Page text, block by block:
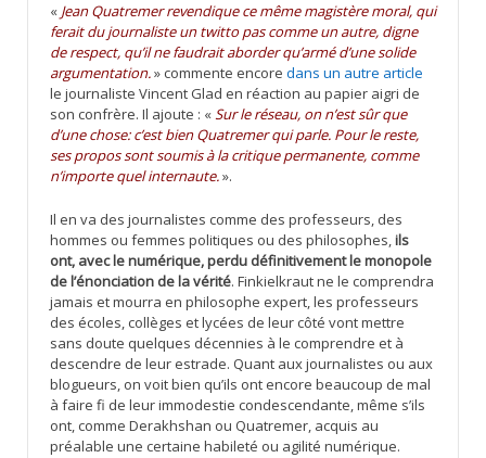
« Jean Quatremer revendique ce même magistère moral, qui
ferait du journaliste un twitto pas comme un autre, digne
de respect, qu’il ne faudrait aborder qu’armé d’une solide
argumentation.» commente encore dans un autre article
le journaliste Vincent Glad en réaction au papier aigri de
son confrère. Il ajoute : «Sur le réseau, on n’est sûr que
d’une chose: c’est bien Quatremer qui parle. Pour le reste,
ses propos sont soumis à la critique permanente, comme
n’importe quel internaute.».
Il en va des journalistes comme des professeurs, des
hommes ou femmes politiques ou des philosophes,ils
ont, avec le numérique, perdu définitivement le monopole
de l’énonciation de la vérité. Finkielkraut ne le comprendra
jamais et mourra en philosophe expert, les professeurs
des écoles, collèges et lycées de leur côté vont mettre
sans doute quelques décennies à le comprendre et à
descendre de leur estrade. Quant aux journalistes ou aux
blogueurs, on voit bien qu’ils ont encore beaucoup de mal
à faire fi de leur immodestie condescendante, même s’ils
ont, comme Derakhshan ou Quatremer, acquis au
préalable une certaine habileté ou agilité numérique.